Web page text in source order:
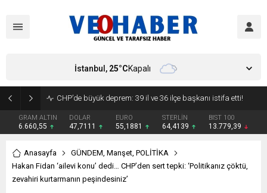
GRAM ALTIN
6.660,55
DOLAR
47,7111
EURO
55,1881
STERLİN
64,4139
BIST 100
13.779,39
İstanbul, 25°CKapalı
Anasayfa GÜNDEM, Manşet, POLİTİKA
Hakan Fidan ‘ailevi konu’ dedi… CHP’den sert tepki: ‘Politikanız çöktü,
zevahiri kurtarmanın peşindesiniz’